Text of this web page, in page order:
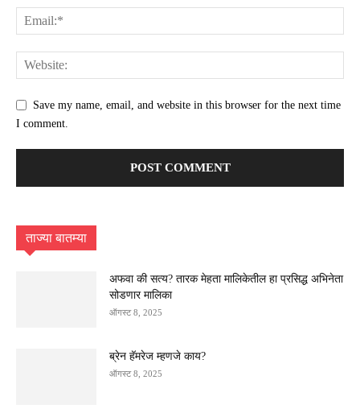
Save my name, email, and website in this browser for the next time
I comment.
ताज्या बातम्या
अफवा की सत्य? तारक मेहता मालिकेतील हा प्रसिद्ध अभिनेता
सोडणार मालिका
ऑगस्ट 8, 2025
ब्रेन हॅमरेज म्हणजे काय?
ऑगस्ट 8, 2025